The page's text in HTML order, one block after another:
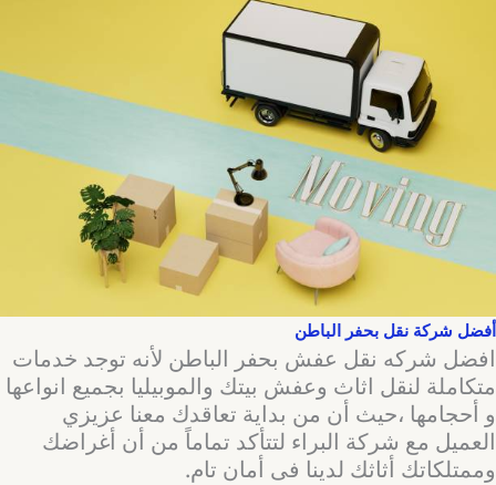
أفضل شركة نقل بحفر الباطن
افضل شركه نقل عفش بحفر الباطن لأنه توجد خدمات
متكاملة لنقل اثاث وعفش بيتك والموبيليا بجميع انواعها
و أحجامها ،حيث أن من بداية تعاقدك معنا عزيزي
العميل مع شركة البراء لتتأكد تماماً من أن أغراضك
وممتلكاتك أثاثك لدينا فى أمان تام.